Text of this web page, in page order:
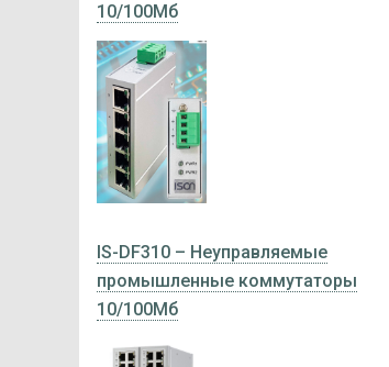
10/100Мб
IS-DF310 – Неуправляемые
промышленные коммутаторы
10/100Мб